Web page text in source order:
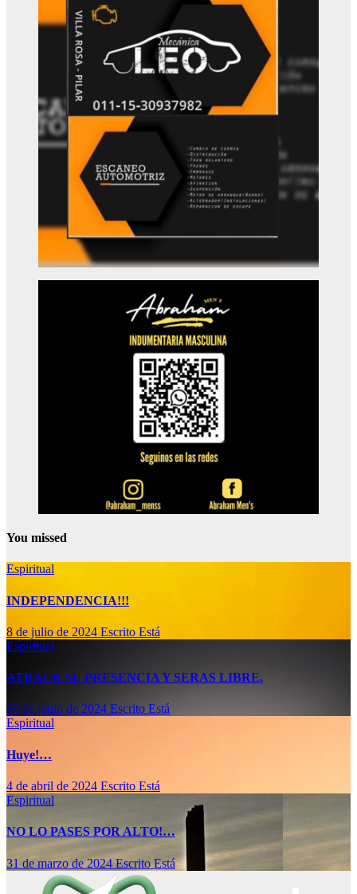
You missed
Espiritual
INDEPENDENCIA!!!
8 de julio de 2024 Escrito Está
Espiritual
ATRAER SU PRESENCIA Y SERAS LIBRE.
30 de junio de 2024 Escrito Está
Espiritual
Huye!…
4 de abril de 2024 Escrito Está
Espiritual
NO LO PASES POR ALTO!…
31 de marzo de 2024Escrito Está